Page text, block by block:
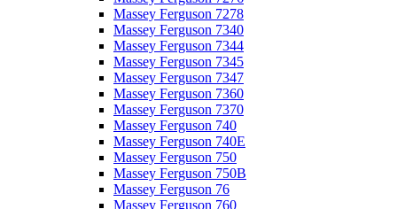
Massey Ferguson 7278
Massey Ferguson 7340
Massey Ferguson 7344
Massey Ferguson 7345
Massey Ferguson 7347
Massey Ferguson 7360
Massey Ferguson 7370
Massey Ferguson 740
Massey Ferguson 740E
Massey Ferguson 750
Massey Ferguson 750B
Massey Ferguson 76
Massey Ferguson 760